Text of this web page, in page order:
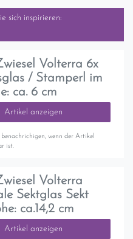
sich inspirieren:
Volterra 6x
/ Stamperl im
ca. 6 cm
Artikel anzeigen
benachrichigen, wenn der Artikel
ist.
Volterra
Sektglas Sekt
ca.14,2 cm
Artikel anzeigen